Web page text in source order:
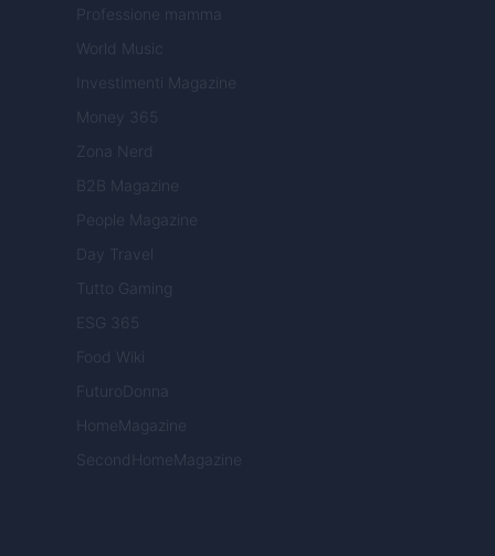
Professione mamma
World Music
Investimenti Magazine
Money 365
Zona Nerd
B2B Magazine
People Magazine
Day Travel
Tutto Gaming
ESG 365
Food Wiki
FuturoDonna
HomeMagazine
SecondHomeMagazine